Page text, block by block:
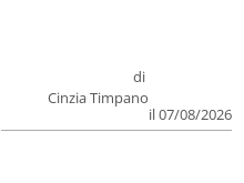
di
Cinzia Timpano
il 07/08/2026